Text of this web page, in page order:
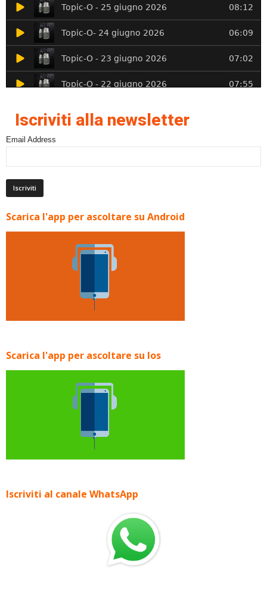
Iscriviti alla newsletter
Email Address
Scarica l'app per ascoltare su Android
Scarica l'app per ascoltare su Ios
Iscriviti al canale WhatsApp